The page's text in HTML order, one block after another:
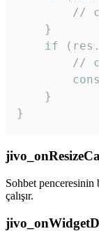
//
    }
if
//
    }
}
Sohbet
çalışır.